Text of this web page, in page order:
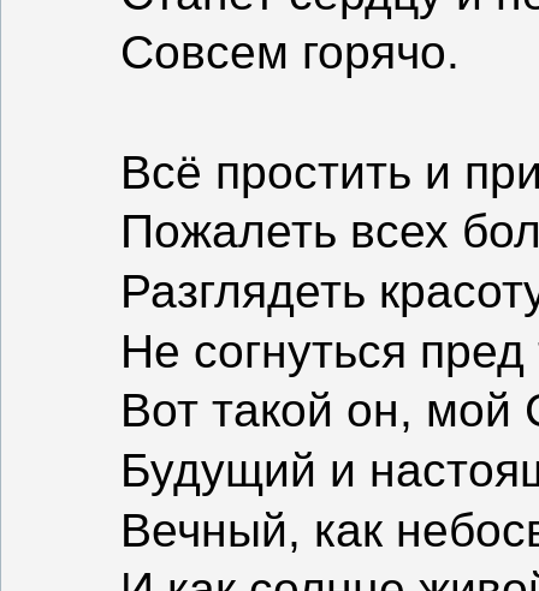
Совсем горячо.
Всё простить и
Пожалеть всех
Разглядеть
Не согнуться
Вот такой он, мой
Будущий и
Вечный, как